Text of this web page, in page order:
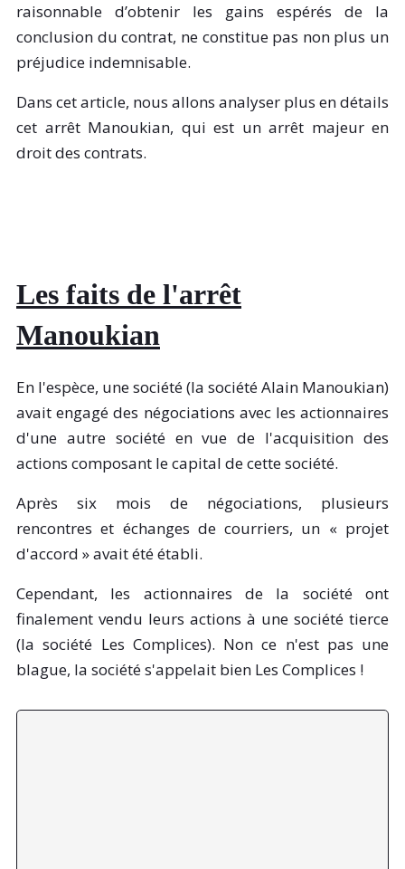
raisonnable d’obtenir les gains espérés de la
conclusion du contrat, ne constitue pas non plus un
préjudice indemnisable.
Dans cet article, nous allons analyser plus en détails
cet arrêt Manoukian, qui est un arrêt majeur en
droit des contrats.
Les faits de l'arrêt
Manoukian
En l'espèce, une société (la société Alain Manoukian)
avait engagé des négociations avec les actionnaires
d'une autre société en vue de l'acquisition des
actions composant le capital de cette société.
Après six mois de négociations, plusieurs
rencontres et échanges de courriers, un « projet
d'accord » avait été établi.
Cependant, les actionnaires de la société ont
finalement vendu leurs actions à une société tierce
(la société Les Complices). Non ce n'est pas une
blague, la société s'appelait bien Les Complices !